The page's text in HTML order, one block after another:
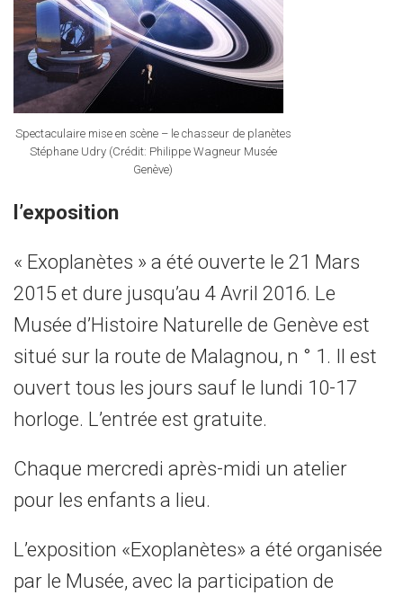
Spectaculaire mise en scène – le chasseur de planètes
Stéphane Udry (Crédit: Philippe Wagneur Musée
Genève)
l’exposition
« Exoplanètes » a été ouverte le 21 Mars
2015 et dure jusqu’au 4 Avril 2016. Le
Musée d’Histoire Naturelle de Genève est
situé sur la route de Malagnou, n ° 1. Il est
ouvert tous les jours sauf le lundi 10-17
horloge. L’entrée est gratuite.
Chaque mercredi après-midi un atelier
pour les enfants a lieu.
L’exposition «Exoplanètes» a été organisée
par le Musée, avec la participation de